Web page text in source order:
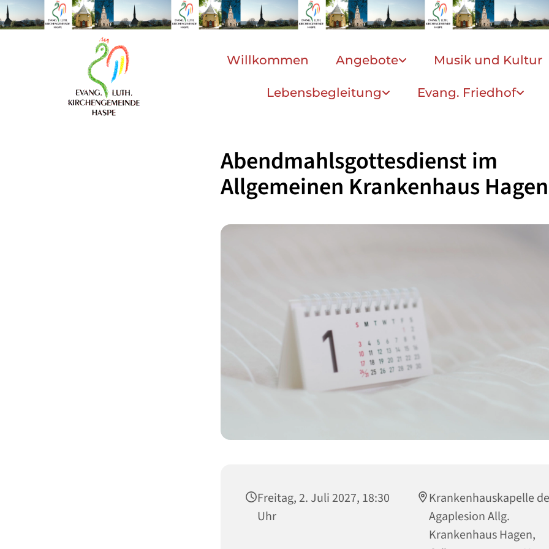
Willkommen Angebote Musik und Kultur
Lebensbegleitung Evang. Friedhof
Abendmahlsgottesdienst im
Allgemeinen Krankenhaus Hagen
Freitag, 2. Juli 2027, 18:30
Uhr
Krankenhauskapelle
Agaplesion Allg.
Krankenhaus Hagen,